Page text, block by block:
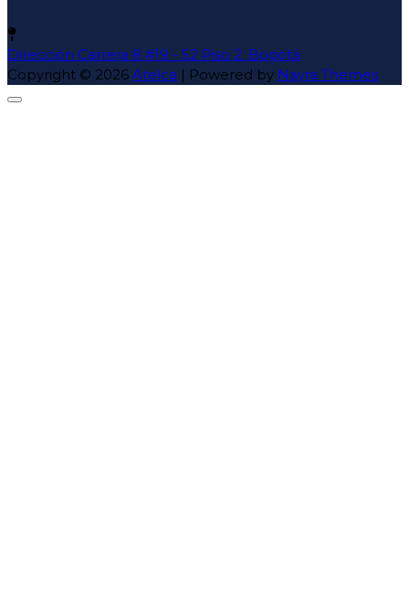
Dirección Carrera 8 #19 - 52 Piso 2. Bogotá
Copyright © 2026 Atelca | Powered by Nayra Themes